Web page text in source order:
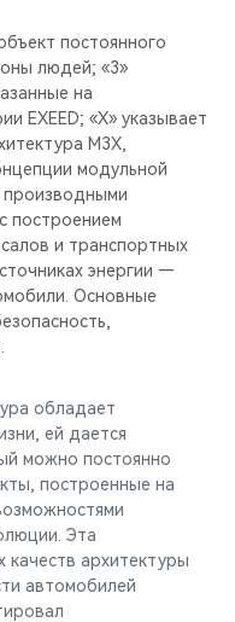
постоянного
людей; «3»
на
EXEED; «X» указывает
M3X,
модульной
построением
и транспортных
энергии —
Основные
обладает
ей дается
можно постоянно
построенные на
Эта
архитектуры
автомобилей